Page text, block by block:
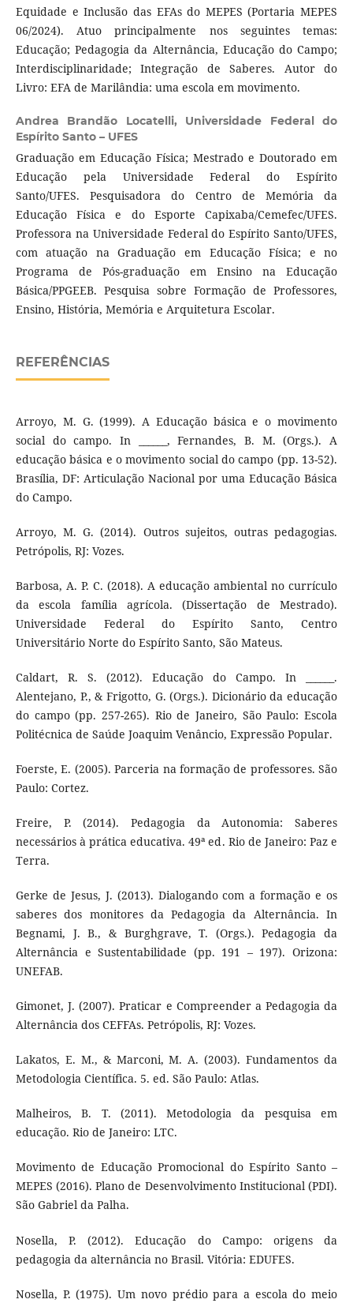
Equidade e Inclusão das EFAs do MEPES (Portaria MEPES
06/2024). Atuo principalmente nos seguintes temas:
Educação; Pedagogia da Alternância, Educação do Campo;
Interdisciplinaridade; Integração de Saberes. Autor do
Livro: EFA de Marilândia: uma escola em movimento.
Andrea Brandão Locatelli, Universidade Federal do
Espírito Santo – UFES
Graduação em Educação Física; Mestrado e Doutorado em
Educação pela Universidade Federal do Espírito
Santo/UFES. Pesquisadora do Centro de Memória da
Educação Física e do Esporte Capixaba/Cemefec/UFES.
Professora na Universidade Federal do Espírito Santo/UFES,
com atuação na Graduação em Educação Física; e no
Programa de Pós-graduação em Ensino na Educação
Básica/PPGEEB. Pesquisa sobre Formação de Professores,
Ensino, História, Memória e Arquitetura Escolar.
REFERÊNCIAS
Arroyo, M. G. (1999). A Educação básica e o movimento
social do campo. In ______, Fernandes, B. M. (Orgs.). A
educação básica e o movimento social do campo (pp. 13-52).
Brasília, DF: Articulação Nacional por uma Educação Básica
do Campo.
Arroyo, M. G. (2014). Outros sujeitos, outras pedagogias.
Petrópolis, RJ: Vozes.
Barbosa, A. P. C. (2018). A educação ambiental no currículo
da escola família agrícola. (Dissertação de Mestrado).
Universidade Federal do Espírito Santo, Centro
Universitário Norte do Espírito Santo, São Mateus.
Caldart, R. S. (2012). Educação do Campo. In ______.
Alentejano, P., & Frigotto, G. (Orgs.). Dicionário da educação
do campo (pp. 257-265). Rio de Janeiro, São Paulo: Escola
Politécnica de Saúde Joaquim Venâncio, Expressão Popular.
Foerste, E. (2005). Parceria na formação de professores. São
Paulo: Cortez.
Freire, P. (2014). Pedagogia da Autonomia: Saberes
necessários à prática educativa. 49ª ed. Rio de Janeiro: Paz e
Terra.
Gerke de Jesus, J. (2013). Dialogando com a formação e os
saberes dos monitores da Pedagogia da Alternância. In
Begnami, J. B., & Burghgrave, T. (Orgs.). Pedagogia da
Alternância e Sustentabilidade (pp. 191 – 197). Orizona:
UNEFAB.
Gimonet, J. (2007). Praticar e Compreender a Pedagogia da
Alternância dos CEFFAs. Petrópolis, RJ: Vozes.
Lakatos, E. M., & Marconi, M. A. (2003). Fundamentos da
Metodologia Científica. 5. ed. São Paulo: Atlas.
Malheiros, B. T. (2011). Metodologia da pesquisa em
educação. Rio de Janeiro: LTC.
Movimento de Educação Promocional do Espírito Santo –
MEPES (2016). Plano de Desenvolvimento Institucional (PDI).
São Gabriel da Palha.
Nosella, P. (2012). Educação do Campo: origens da
pedagogia da alternância no Brasil. Vitória: EDUFES.
Nosella, P. (1975). Um novo prédio para a escola do meio